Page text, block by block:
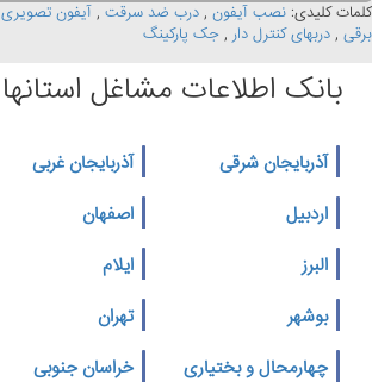
کلمات کلیدی: نصب آیفون , درب ضد سرقت , آیفون تصویری
برقی , دربهای کنترل دار , جک پارکینگ
بانک اطلاعات مشاغل استانها
آذربایجان شرقی
آذربایجان غربی
اردبیل
اصفهان
البرز
ایلام
بوشهر
تهران
چهارمحال و بختیاری
خراسان جنوبی